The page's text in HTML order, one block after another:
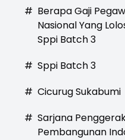
# Berapa Gaji
Nasional Yang
Sppi Batch 3
# Sppi Batch 3
# Cicurug Sukabumi
# Sarjana
Pembangunan